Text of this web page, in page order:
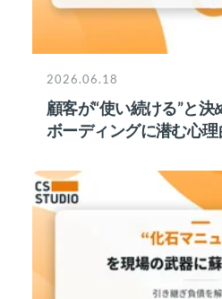
2026.06.18
顧客が“使い続ける”と
ボーディングに潜む心